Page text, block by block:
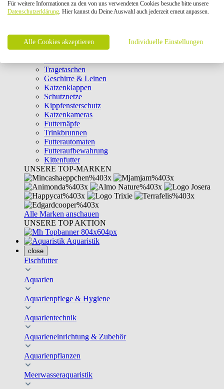
Intelligenzspielzeug
Laserpointer & Elektrospielzeug
Clicker & Target Sticks für Katzen
Weiteres Katzenspielzeug
Transportboxen
Tragetaschen
Geschirre & Leinen
Katzenklappen
Schutznetze
Kippfensterschutz
Katzenkameras
Futternäpfe
Trinkbrunnen
Futterautomaten
Futteraufbewahrung
Kittenfutter
UNSERE TOP-MARKEN
Alle Marken anschauen
UNSERE TOP AKTION
Aquaristik
close
Fischfutter
Aquarien
Aquarienpflege & Hygiene
Aquarientechnik
Aquarieneinrichtung & Zubehör
Aquarienpflanzen
Meerwasseraquaristik
Für weitere Informationen zu den von uns verwendeten Cookies besuche bitte unsere
Datenschutzerklärung. Hier kannst du Deine Auswahl auch jederzeit erneut anpassen.
Alle Cookies akzeptieren Individuelle Einstellungen